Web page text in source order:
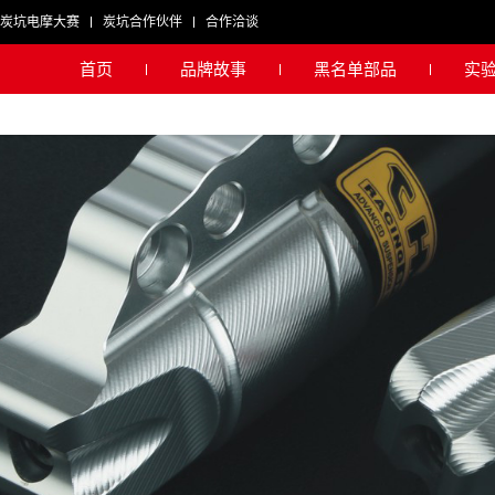
炭坑电摩大赛 炭坑合作伙伴 合作洽谈
实
黑名单部品
品牌故事
首页